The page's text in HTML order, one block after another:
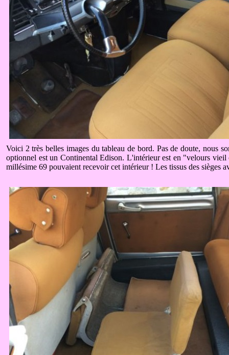
Voici 2 très belles images du tableau de bord. Pas de doute, nous
optionnel est un Continental Edison. L'intérieur est en "velours
millésime 69 pouvaient recevoir cet intérieur ! Les tissus des